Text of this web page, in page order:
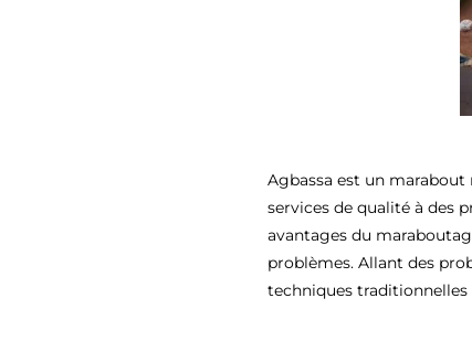
Agbassa est un
services de qualité à des
avantages du
problèmes. Allant des
techniques